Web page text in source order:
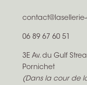
06 89 67 60 51
3E Av. du Gulf
Pornichet
(Dans la cour de